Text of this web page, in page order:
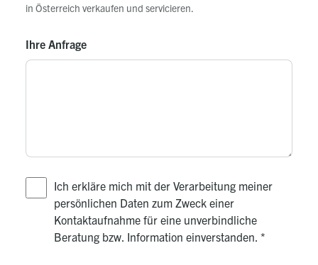
in Österreich verkaufen und servicieren.
Ihre Anfrage
Ich erkläre mich mit der Verarbeitung meiner
persönlichen Daten zum Zweck einer
Kontaktaufnahme für eine unverbindliche
Beratung bzw. Information einverstanden. *